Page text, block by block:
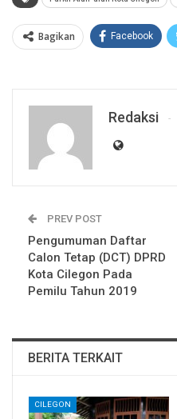
Bagikan Facebook
Redaksi
PREV POST
Pengumuman Daftar
Calon Tetap (DCT) DPRD
Kota Cilegon Pada
Pemilu Tahun 2019
BERITA TERKAIT
CILEGON